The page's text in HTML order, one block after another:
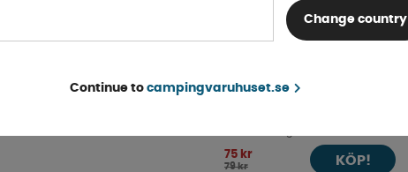
Dörr och Skåphängare Svart
75 kr
79 kr KÖP!
Change country
Continue to campingvaruhuset.se